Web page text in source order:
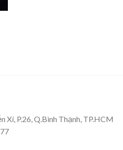
Xí, P.26, Q.Bình Thạnh, TP.HCM